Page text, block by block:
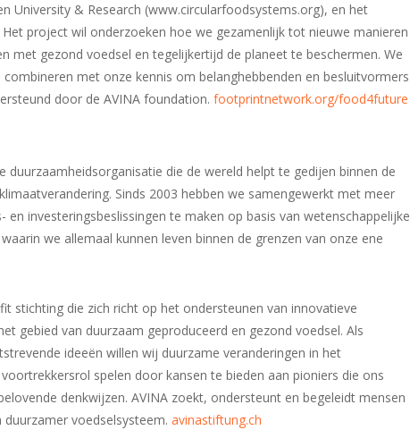
University & Research (www.circularfoodsystems.org), en het
project wil onderzoeken hoe we gezamenlijk tot nieuwe manieren
met gezond voedsel en tegelijkertijd de planeet te beschermen. We
met onze kennis om belanghebbenden en besluitvormers
door de AVINA foundation.footprintnetwork.org/food4future
duurzaamheidsorganisatie die de wereld helpt te gedijen binnen de
Sinds 2003 hebben we samengewerkt met meer
en investeringsbeslissingen te maken op basis van wetenschappelijke
we allemaal kunnen leven binnen de grenzen van onze ene
stichting die zich richt op het ondersteunen van innovatieve
gebied van duurzaam geproduceerd en gezond voedsel. Als
ideeën willen wij duurzame veranderingen in het
spelen door kansen te bieden aan pioniers die ons
denkwijzen. AVINA zoekt, ondersteunt en begeleidt mensen
duurzamer voedselsysteem.avinastiftung.ch